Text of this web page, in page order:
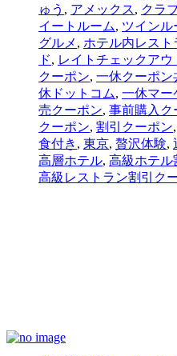
ゅう , アメックス, クラ
イートルーム, ツインル
グルメ , ホテル内レスト
ド, レイトチェックアウ
クーポン, 一休クーポン
休ドットコム, 一休マー
売クーポン, 事前購入ク
クーポン, 割引クーポン,
食付き , 東京, 贅沢体験,
高層ホテル, 高級ホテル
高級レストラン割引ク